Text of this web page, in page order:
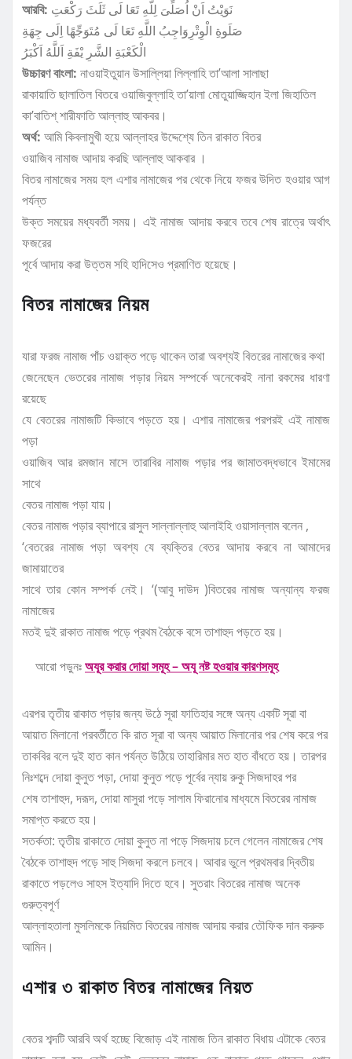
আরবি: نَوَيْتُ اَنْ اُصَلِّىَ لِلَّهِ تَعَا لَى ثَلَثَ رَكْعَتِ
صَلَوةِ الْوِتْرِوَاجِبُ اللَّهِ تَعَا لَى مُتَوَجِّهًا اِلَى جِهَةِ
الْكَعْبَةِ الشَّرِ يْفَةِ اَللَّهُ اَكْبَرُ
উচ্চারণ বাংলা: নাওয়াইতুয়ান উসালি্লয়া লিল্লাহি তা’আলা সালাছা
রাকায়াতি ছালাতিল বিতরে ওয়াজিবুল্লাহি তা’য়ালা মোতুয়াজ্জিহান ইলা জিহাতিল
কা’বাতিশ্ শারীফাতি আল্লাহু আকবর।
অর্থ: আমি কিবলামুখী হয়ে আল্লাহর উদ্দেশ্যে তিন রাকাত বিতর
ওয়াজিব নামাজ আদায় করছি আল্লাহু আকবার ।
বিতর নামাজের সময় হল এশার নামাজের পর থেকে নিয়ে ফজর উদিত হওয়ার আগ
পর্যন্ত
উক্ত সময়ের মধ্যবর্তী সময়। এই নামাজ আদায় করবে তবে শেষ রাত্রে অর্থাৎ
ফজরের
পূর্বে আদায় করা উত্তম সহি হাদিসেও প্রমাণিত হয়েছে।
বিতর নামাজের নিয়ম
যারা ফরজ নামাজ পাঁচ ওয়াক্ত পড়ে থাকেন তারা অবশ্যই বিতরের নামাজের কথা
জেনেছেন ভেতরের নামাজ পড়ার নিয়ম সম্পর্কে অনেকেরই নানা রকমের ধারণা
রয়েছে
যে বেতরের নামাজটি কিভাবে পড়তে হয়। এশার নামাজের পরপরই এই নামাজ
পড়া
ওয়াজিব আর রমজান মাসে তারাবির নামাজ পড়ার পর জামাতবদ্ধভাবে ইমামের
সাথে
বেতর নামাজ পড়া যায়।
বেতর নামাজ পড়ার ব্যাপারে রাসুল সাল্লাল্লাহু আলাইহি ওয়াসাল্লাম বলেন ,
‘বেতরের নামাজ পড়া অবশ্য যে ব্যক্তির বেতর আদায় করবে না আমাদের
জামায়াতের
সাথে তার কোন সম্পর্ক নেই। ‘(আবু দাউদ )বিতরের নামাজ অন্যান্য ফরজ
নামাজের
মতই দুই রাকাত নামাজ পড়ে প্রথম বৈঠকে বসে তাশাহুদ পড়তে হয়।
আরো পড়ুনঃঅযূর করার দোয়া সমূহ – অযূ নষ্ট হওয়ার কারণসমূহ
এরপর তৃতীয় রাকাত পড়ার জন্য উঠে সূরা ফাতিহার সঙ্গে অন্য একটি সূরা বা
আয়াত মিলানো পরবর্তীতে কি রাত সূরা বা অন্য আয়াত মিলানোর পর শেষ করে পর
তাকবির বলে দুই হাত কান পর্যন্ত উঠিয়ে তাহারিমার মত হাত বাঁধতে হয়। তারপর
নিঃশব্দে দোয়া কুনুত পড়া, দোয়া কুনুত পড়ে পূর্বের ন্যায় রুকু সিজদাহর পর
শেষ তাশাহুদ, দরূদ, দোয়া মাসুরা পড়ে সালাম ফিরানোর মাধ্যমে বিতরের নামাজ
সমাপ্ত করতে হয়।
সতর্কতা: তৃতীয় রাকাতে দোয়া কুনুত না পড়ে সিজদায় চলে গেলেন নামাজের শেষ
বৈঠকে তাশাহুদ পড়ে সাহু সিজদা করলে চলবে। আবার ভুলে প্রথমবার দ্বিতীয়
রাকাতে পড়লেও সাহস ইত্যাদি দিতে হবে। সুতরাং বিতরের নামাজ অনেক
গুরুত্বপূর্ণ
আল্লাহতালা মুসলিমকে নিয়মিত বিতরের নামাজ আদায় করার তৌফিক দান করুক
আমিন।
এশার ৩ রাকাত বিতর নামাজের নিয়ত
বেতর শব্দটি আরবি অর্থ হচ্ছে বিজোড় এই নামাজ তিন রাকাত বিধায় এটাকে বেতর